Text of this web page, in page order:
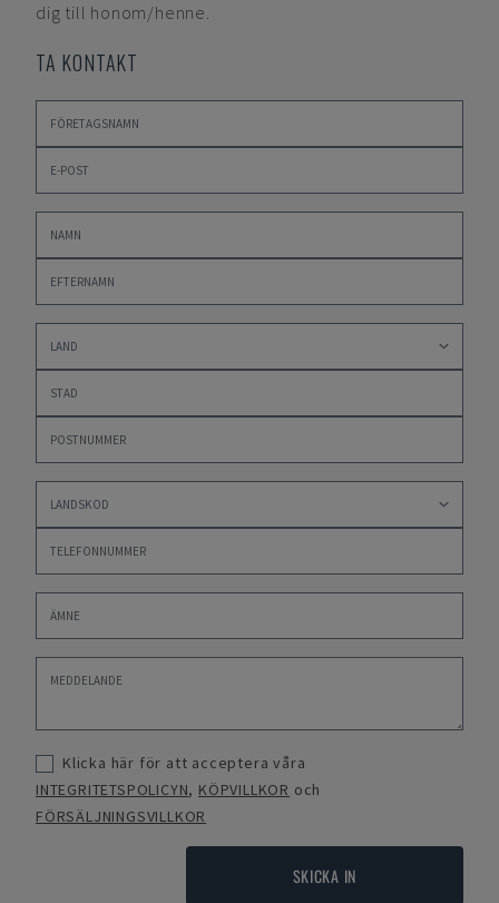
dig till honom/henne.
TA KONTAKT
Klicka här för att acceptera våra
INTEGRITETSPOLICYN, KÖPVILLKOR och
FÖRSÄLJNINGSVILLKOR
SKICKA IN